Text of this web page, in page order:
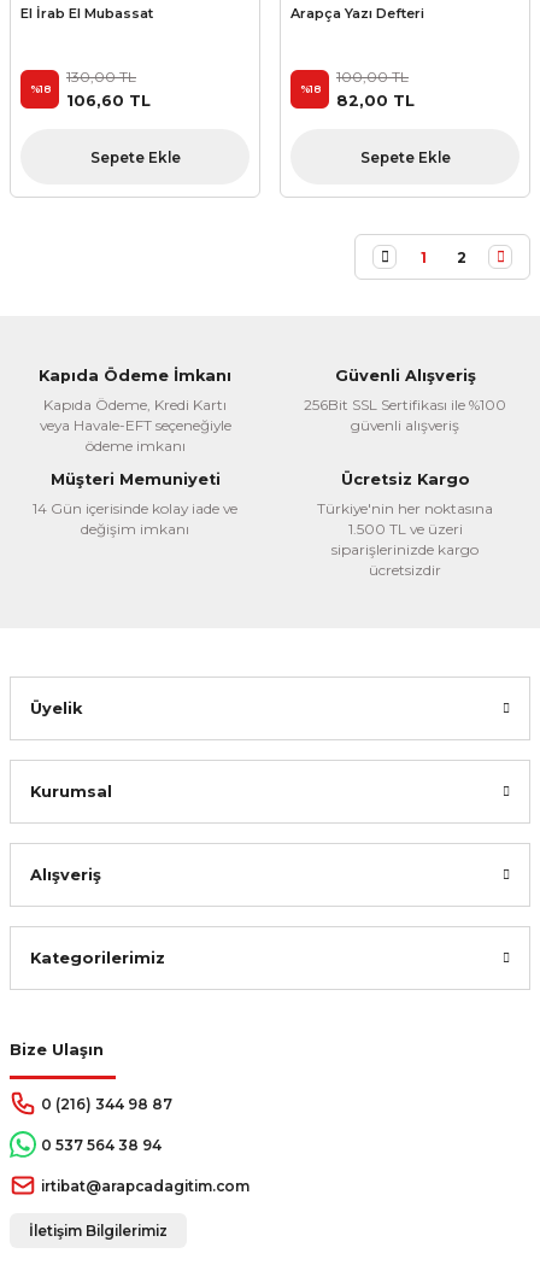
El İrab El Mubassat
%18
130,00 TL
106,60 TL
Sepete Ekle
Arapça Yazı Defteri
%18
100,00 TL
82,00 TL
Sepete Ekle
1 2
Kapıda Ödeme İmkanı
Kapıda Ödeme, Kredi Kartı
veya Havale-EFT seçeneğiyle
ödeme imkanı
Güvenli Alışveriş
256Bit SSL Sertifikası ile %100
güvenli alışveriş
Müşteri Memuniyeti
14 Gün içerisinde kolay iade ve
değişim imkanı
Ücretsiz Kargo
Türkiye'nin her noktasına
1.500 TL ve üzeri
siparişlerinizde kargo
ücretsizdir
Bize Ulaşın
0 (216) 344 98 87
0 537 564 38 94
irtibat@arapcadagitim.com
İletişim Bilgilerimiz
Üyelik
Kurumsal
Alışveriş
Kategorilerimiz